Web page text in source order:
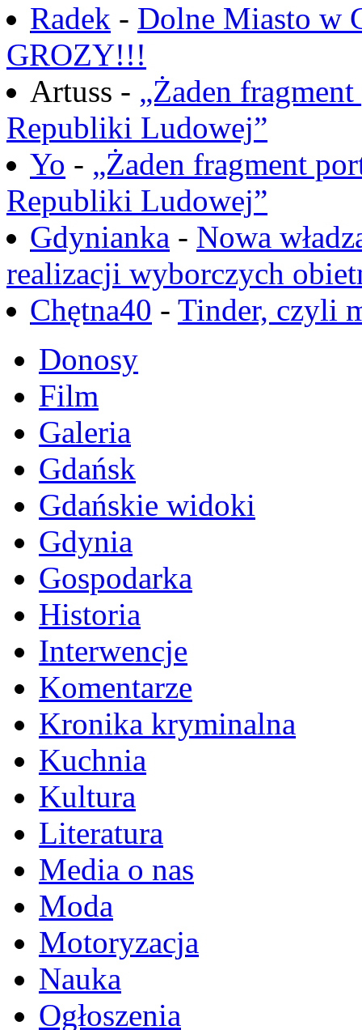
Radek - Dolne Miasto w
GROZY!!!
Artuss - „Żaden
Republiki Ludowej”
Yo - „Żaden fragment
Republiki Ludowej”
Gdynianka - Nowa
realizacji wyborczych
Chętna40 - Tinder, czyli
Donosy
Film
Galeria
Gdańsk
Gdańskie widoki
Gdynia
Gospodarka
Historia
Interwencje
Komentarze
Kronika kryminalna
Kuchnia
Kultura
Literatura
Media o nas
Moda
Motoryzacja
Nauka
Ogłoszenia